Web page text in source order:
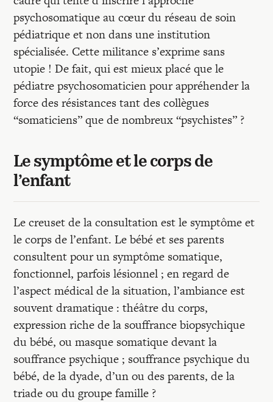
psychosomatique au cœur du réseau de soin
pédiatrique et non dans une institution
spécialisée. Cette militance s’exprime sans
utopie ! De fait, qui est mieux placé que le
pédiatre psychosomaticien pour appréhender la
force des résistances tant des collègues
“somaticiens” que de nombreux “psychistes” ?
Le symptôme et le corps de
l’enfant
Le creuset de la consultation est le symptôme et
le corps de l’enfant. Le bébé et ses parents
consultent pour un symptôme somatique,
fonctionnel, parfois lésionnel ; en regard de
l’aspect médical de la situation, l’ambiance est
souvent dramatique : théâtre du corps,
expression riche de la souffrance biopsychique
du bébé, ou masque somatique devant la
souffrance psychique ; souffrance psychique du
bébé, de la dyade, d’un ou des parents, de la
triade ou du groupe famille ?